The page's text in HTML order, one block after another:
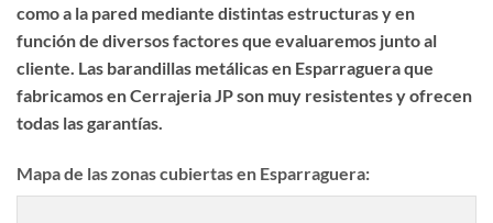
como a la pared mediante distintas estructuras y en
función de diversos factores que evaluaremos junto al
cliente. Las barandillas metálicas en Esparragueraque
fabricamos en Cerrajeria JP son muy resistentes y ofrecen
todas las garantías.
Mapa de las zonas cubiertas en Esparraguera: